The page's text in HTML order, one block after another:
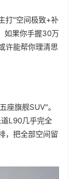
打"空间极致+补
如果你手握30万
许能帮你理清思
旗舰SUV"。
L90几乎完全
，把全部空间留